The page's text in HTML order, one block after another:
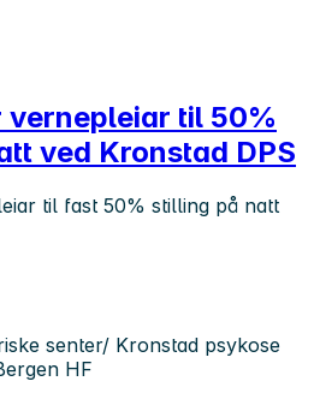
vernepleiar til 50%
ved Kronstad DPS
til fast 50% stilling på natt
senter/ Kronstad psykose
HF